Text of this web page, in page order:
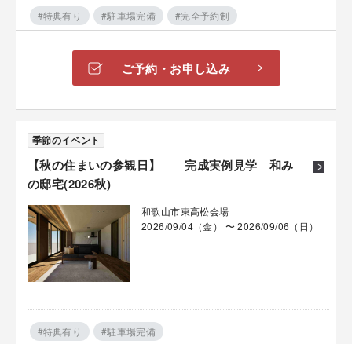
#特典有り #駐車場完備 #完全予約制
ご予約・お申し込み
【秋の住まいの参観日】 完成実例見学 和み
の邸宅(2026秋)
季節のイベント
和歌山市東高松会場
2026/09/04（金） 〜 2026/09/06（日）
#特典有り #駐車場完備